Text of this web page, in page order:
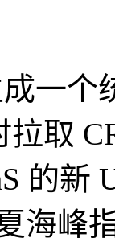
一个
取
的新
海峰